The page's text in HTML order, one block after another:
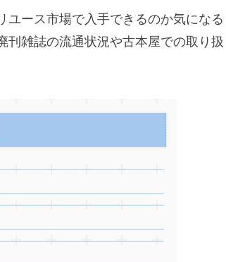
ユース市場で入手できるのか気になる
刊雑誌の流通状況や古本屋での取り扱